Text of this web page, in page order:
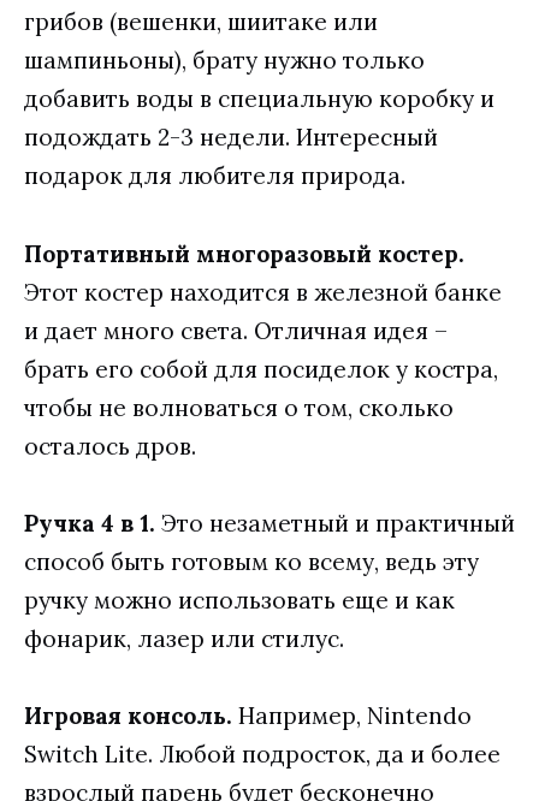
грибов (вешенки, шиитаке или
шампиньоны), брату нужно только
добавить воды в специальную коробку и
подождать 2-3 недели. Интересный
подарок для любителя природа.
Портативный многоразовый костер.
Этот костер находится в железной банке
и дает много света. Отличная идея –
брать его собой для посиделок у костра,
чтобы не волноваться о том, сколько
осталось дров.
Ручка 4 в 1. Это незаметный и практичный
способ быть готовым ко всему, ведь эту
ручку можно использовать еще и как
фонарик, лазер или стилус.
Игровая консоль. Например, Nintendo
Switch Lite. Любой подросток, да и более
взрослый парень будет бесконечно